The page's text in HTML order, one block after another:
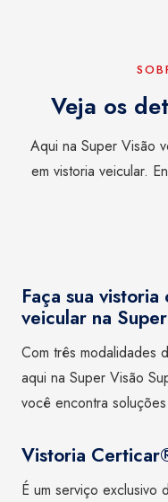
Veja os
Aqui na Super Visão
em vistoria veicular.
Faça sua
veicular na
Com três modalidades
aqui na Super Visão
você encontra
Vistoria
É um serviço exclusivo